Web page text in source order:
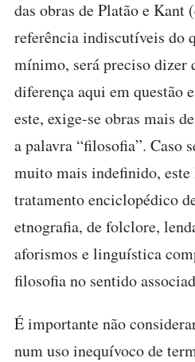
das obras de Platão e Kant
referência indiscutíveis do
mínimo, será preciso dizer
diferença aqui em questão
este, exige-se obras mais
a palavra “filosofia”. Caso
muito mais indefinido,
tratamento enciclopédico
etnografia, de folclore,
aforismos e linguística
filosofia no sentido
É importante não
num uso inequívoco de